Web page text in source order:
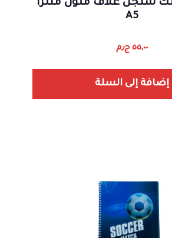
سنجل غلاف ملون منترا
A5
٥٥,٠٠ ج٫م
إضافة إلى السلة